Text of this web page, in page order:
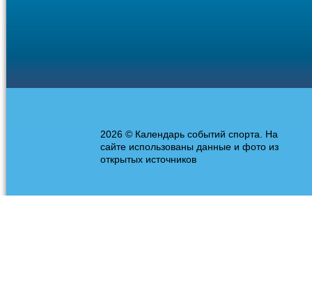
2026 © Календарь событий спорта. На
сайте использованы данные и фото из
открытых источников